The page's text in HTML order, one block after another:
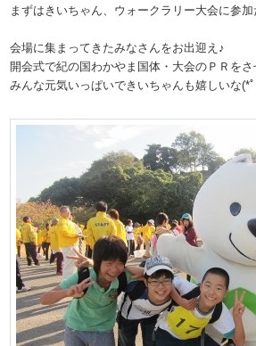
まずはきいちゃん、ウォークラリー大会に参加
会場に集まってきたみなさんをお出迎え♪
開会式で紀の国わかやま国体・大会のＰＲをさ
みんな元気いっぱいできいちゃんも嬉しいな